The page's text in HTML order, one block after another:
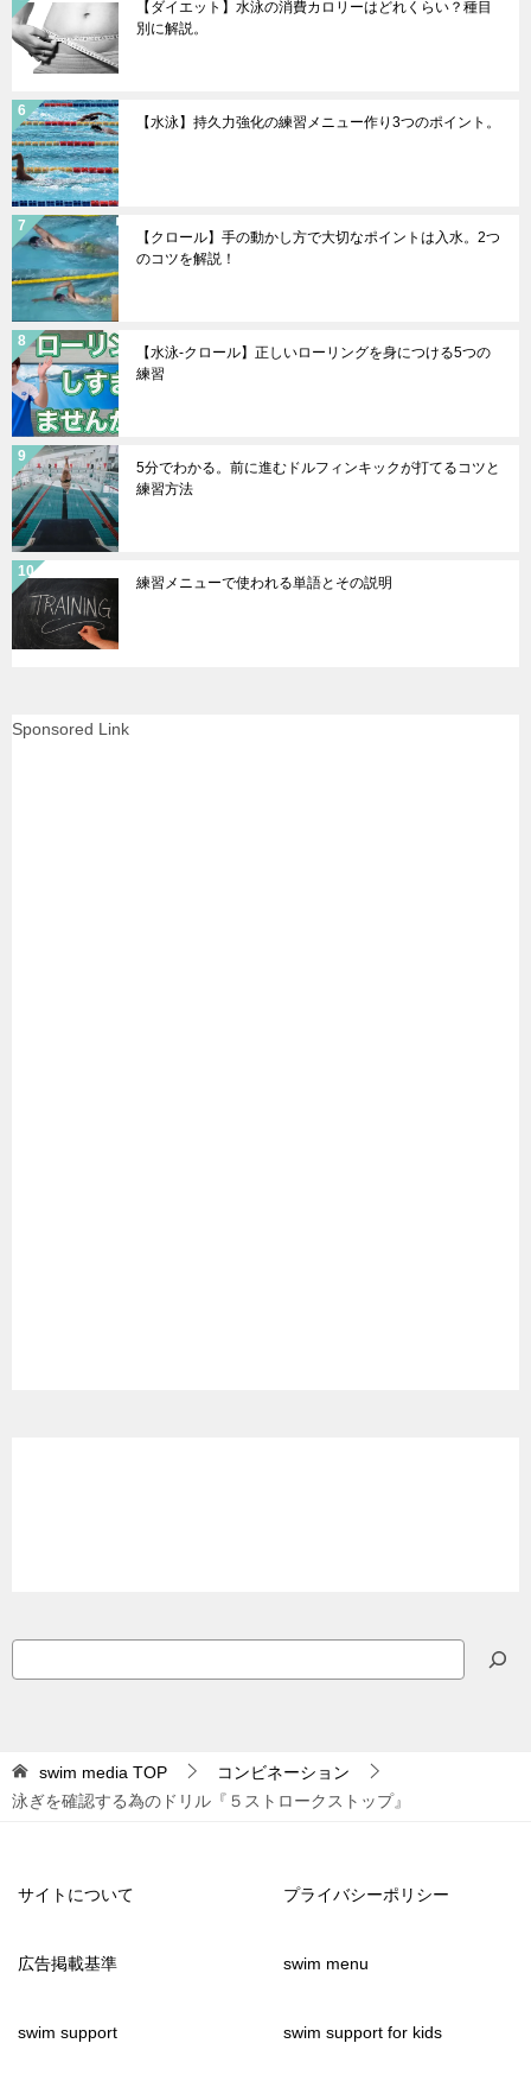
【ダイエット】水泳の消費カロリーはどれくらい？種目
別に解説。
【水泳】持久力強化の練習メニュー作り3つのポイント。
【クロール】手の動かし方で大切なポイントは入水。2つ
のコツを解説！
【水泳-クロール】正しいローリングを身につける5つの
練習
5分でわかる。前に進むドルフィンキックが打てるコツと
練習方法
練習メニューで使われる単語とその説明
Sponsored Link
索
swim media TOP
コンビネーション
泳ぎを確認する為のドリル『５ストロークストップ』
サイトについて プライバシーポリシー
広告掲載基準 swim menu
swim support swim support for kids